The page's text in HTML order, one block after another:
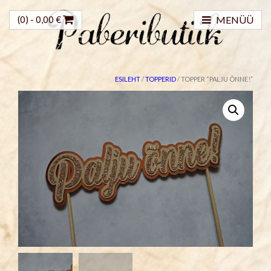
MENÜÜ
(0) - 0,00 €
ESILEHT/TOPPERID/ TOPPER “PALJU ÕNNE!”